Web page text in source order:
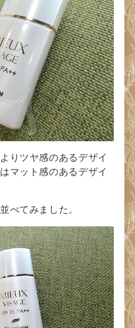
りツヤ感のあるデザイ
マット感のあるデザイ
べてみました。